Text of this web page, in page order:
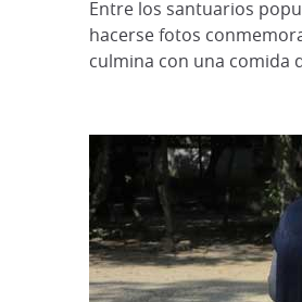
Entre los santuarios
hacerse fotos
culmina con una comida